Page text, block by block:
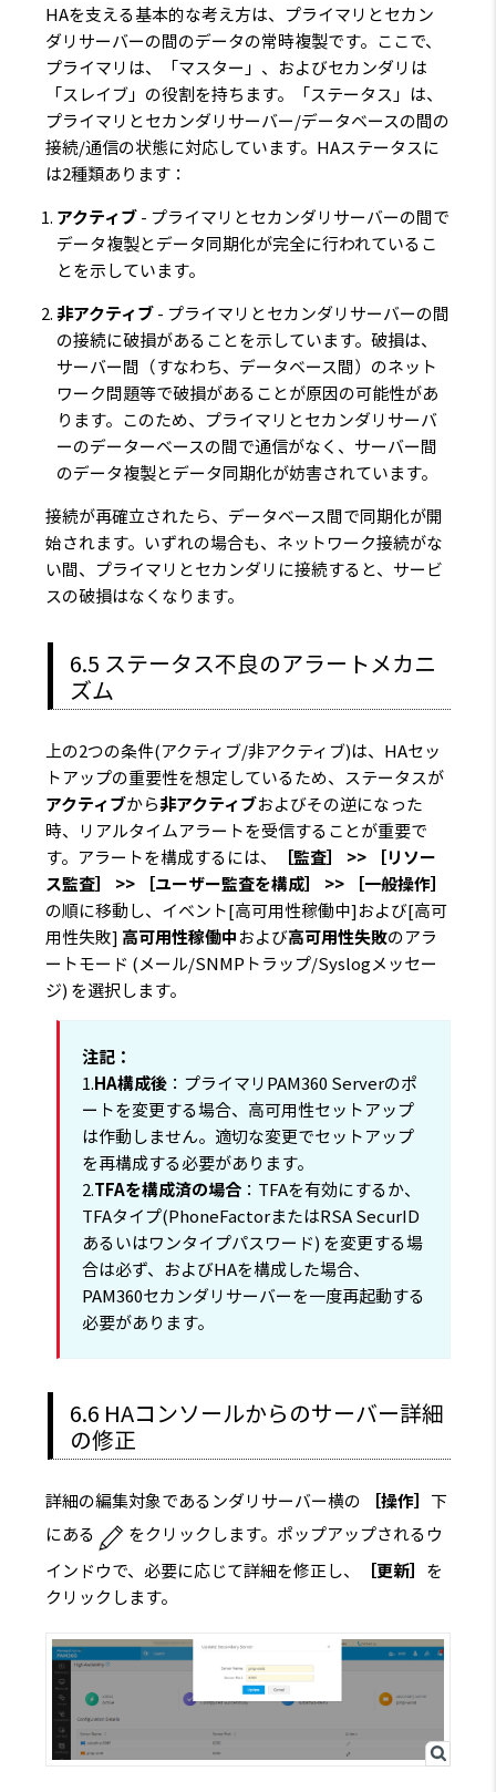
HAを支える基本的な考え方は、プライマリとセカン
ダリサーバーの間のデータの常時複製です。ここで、
プライマリは、「マスター」、およびセカンダリは
「スレイブ」の役割を持ちます。「ステータス」は、
プライマリとセカンダリサーバー/データベースの間の
接続/通信の状態に対応しています。HAステータスに
は2種類あります：
アクティブ- プライマリとセカンダリサーバーの間で
データ複製とデータ同期化が完全に行われているこ
とを示しています。
非アクティブ- プライマリとセカンダリサーバーの間
の接続に破損があることを示しています。破損は、
サーバー間（すなわち、データベース間）のネット
ワーク問題等で破損があることが原因の可能性があ
ります。このため、プライマリとセカンダリサーバ
ーのデーターベースの間で通信がなく、サーバー間
のデータ複製とデータ同期化が妨害されています。
接続が再確立されたら、データベース間で同期化が開
始されます。いずれの場合も、ネットワーク接続がな
い間、プライマリとセカンダリに接続すると、サービ
スの破損はなくなります。
6.5 ステータス不良のアラートメカニ
ズム
上の2つの条件(アクティブ/非アクティブ)は、HAセッ
トアップの重要性を想定しているため、ステータスが
アクティブから非アクティブおよびその逆になった
時、リアルタイムアラートを受信することが重要で
す。アラートを構成するには、
［監査］ >> ［リソー
ス監査］ >> ［ユーザー監査を構成］ >> ［一般操作］
の順に移動し、イベント[高可用性稼働中]および[高可
用性失敗] 高可用性稼働中および高可用性失敗のアラ
ートモード (メール/SNMPトラップ/Syslogメッセー
ジ) を選択します。
注記：
1.HA構成後 ：プライマリPAM360 Serverのポ
ートを変更する場合、高可用性セットアップ
は作動しません。適切な変更でセットアップ
を再構成する必要があります。
2.TFAを構成済の場合 ：TFAを有効にするか、
TFAタイプ(PhoneFactorまたはRSA SecurID
あるいはワンタイプパスワード) を変更する場
合は必ず、およびHAを構成した場合、
PAM360セカンダリサーバーを一度再起動する
必要があります。
6.6 HAコンソールからのサーバー詳細
の修正
詳細の編集対象であるンダリサーバー横の ［操作］下
にある
をクリックします。ポップアップされるウ
インドウで、必要に応じて詳細を修正し、
［更新］ を
クリックします。